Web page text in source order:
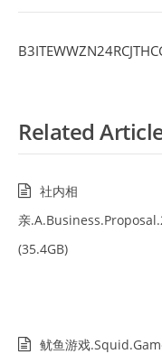
Related
社内相
亲
(35.4GB)
鱿鱼游戏